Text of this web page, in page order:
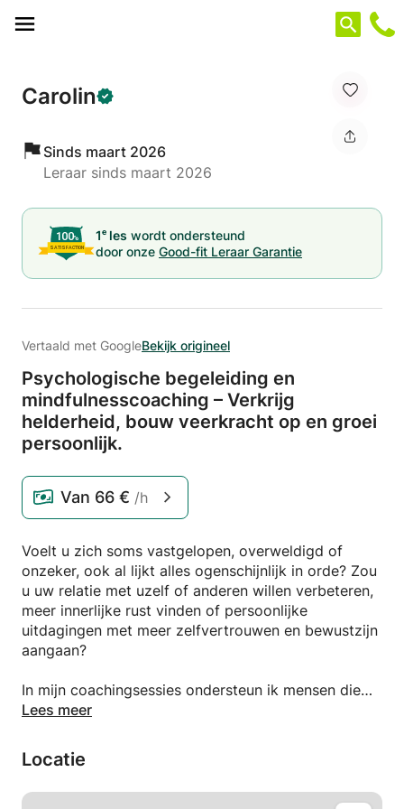
Carolin
Sinds maart 2026
Leraar sinds maart 2026
1e les wordt ondersteund
door onze Good-fit Leraar Garantie
Vertaald met GoogleBekijk origineel
Psychologische begeleiding en
mindfulnesscoaching – Verkrijg
helderheid, bouw veerkracht op en groei
persoonlijk.
Van 66 € /h
Voelt u zich soms vastgelopen, overweldigd of
onzeker, ook al lijkt alles ogenschijnlijk in orde? Zou
u uw relatie met uzelf of anderen willen verbeteren,
meer innerlijke rust vinden of persoonlijke
uitdagingen met meer zelfvertrouwen en bewustzijn
aangaan?
In mijn coachingsessies ondersteun ik mensen die
persoonlijk en emotioneel willen groeien – of het nu
veerkracht, een goede balans tussen werk en privé,
zingeving, relaties of het bereiken van
betekenisvolle levensdoelen. Samen verkennen we
Lees meer
Locatie